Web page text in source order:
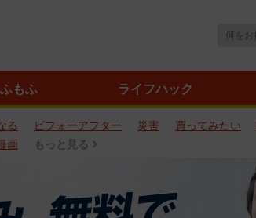
もふ ライフハック
る ビフォーアフター 災害 買ってみたい
画 もっと見る